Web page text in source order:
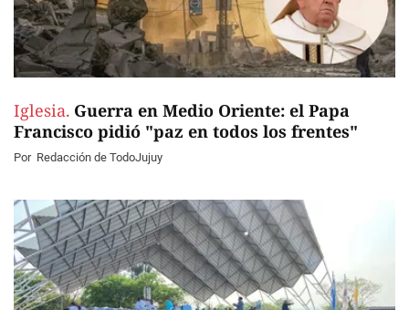
Iglesia. Guerra en Medio Oriente: el Papa
Francisco pidió "paz en todos los frentes"
Por Redacción de TodoJujuy